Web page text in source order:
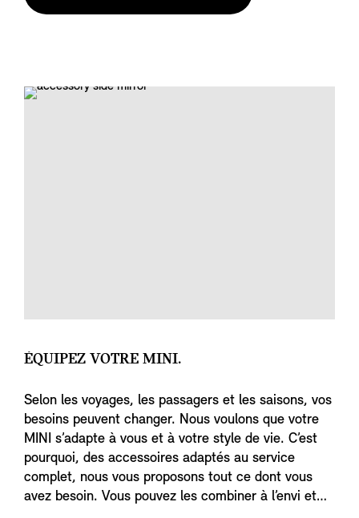
ÉQUIPEZ VOTRE MINI.
Selon les voyages, les passagers et les saisons, vos
besoins peuvent changer. Nous voulons que votre
MINI s’adapte à vous et à votre style de vie. C’est
pourquoi, des accessoires adaptés au service
complet, nous vous proposons tout ce dont vous
avez besoin. Vous pouvez les combiner à l’envi et